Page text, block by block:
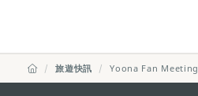
旅遊快訊 Yoona Fan